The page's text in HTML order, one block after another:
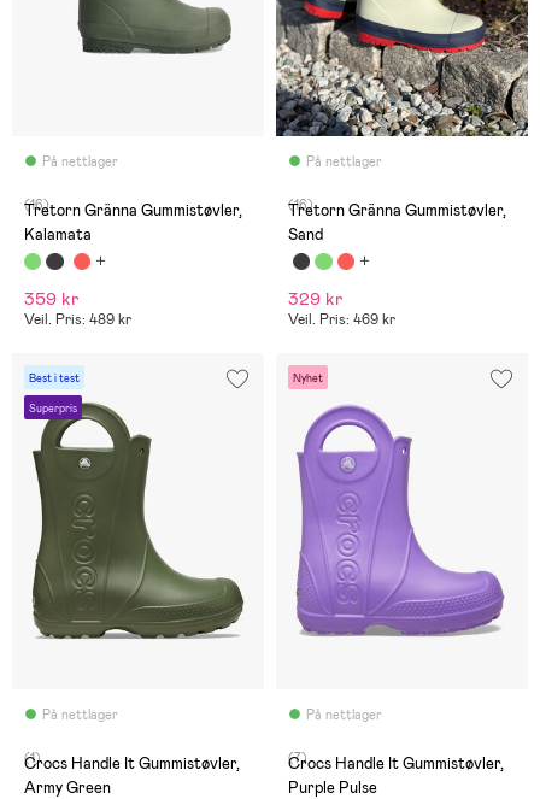
På nettlager
(16)
Tretorn Gränna Gummistøvler,
Kalamata
359 kr
Veil. Pris: 489 kr
På nettlager
(16)
Tretorn Gränna Gummistøvler,
Sand
329 kr
Veil. Pris: 469 kr
Best i test
Superpris
På nettlager
(1)
Crocs Handle It Gummistøvler,
Army Green
Nyhet
På nettlager
(7)
Crocs Handle It Gummistøvler,
Purple Pulse